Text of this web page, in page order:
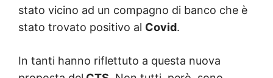
stato vicino ad un compagno di banco che è
stato trovato positivo al Covid.
In tanti hanno riflettuto a questa nuova